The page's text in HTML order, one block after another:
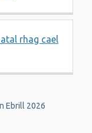
rhag cael
Ebrill 2026